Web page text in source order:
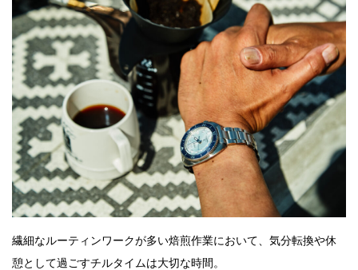
繊細なルーティンワークが多い焙煎作業において、気分転換や休
憩として過ごすチルタイムは大切な時間。